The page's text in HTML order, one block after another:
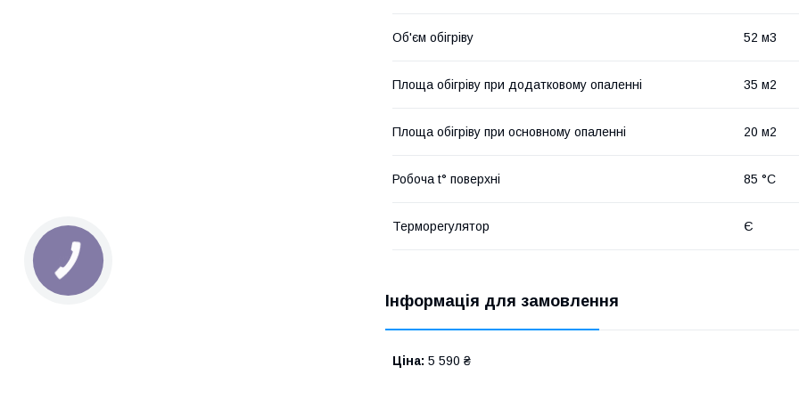
Об'єм обігріву 52 м3
Площа обігріву при додатковому опаленні 35 м2
Площа обігріву при основному опаленні 20 м2
Робоча t° поверхні 85 °C
Терморегулятор Є
Інформація для замовлення
Ціна: 5 590 ₴